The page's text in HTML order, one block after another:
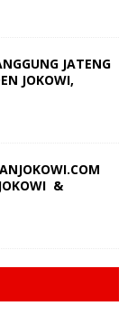
JATENG
JOKOWI,
&